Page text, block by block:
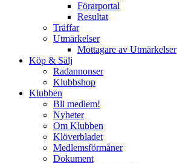
Förarportal
Resultat
Träffar
Utmärkelser
Mottagare av Utmärkelser
Köp & Sälj
Radannonser
Klubbshop
Klubben
Bli medlem!
Nyheter
Om Klubben
Klöverbladet
Medlemsförmåner
Dokument